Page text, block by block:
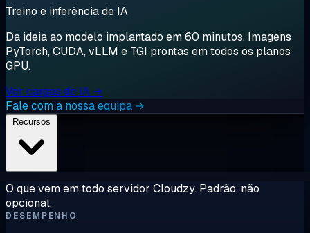
Treino e inferência de IA
Da ideia ao modelo implantado em 60 minutos. Imagens
PyTorch, CUDA, vLLM e TGI prontas em todos os planos
GPU.
Ver cargas de IA →
Fale com a nossa equipa →
O que vem em todo servidor Cloudzy. Padrão, não
opcional.
DESEMPENHO